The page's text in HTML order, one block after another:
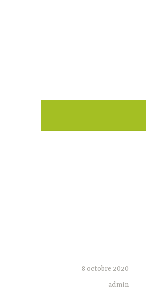
8 octobre 2020
admin